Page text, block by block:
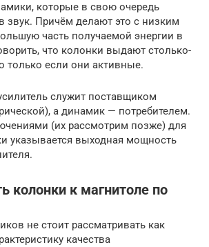
которые в свою очередь
звук. Причём делают это с низким
часть получаемой энергии в
что колонки выдают столько-
только если они активные.
служит поставщиком
а динамик — потребителем.
(их рассмотрим позже) для
указывается выходная мощность
колонки к магнитоле по
не стоит рассматривать как
качества